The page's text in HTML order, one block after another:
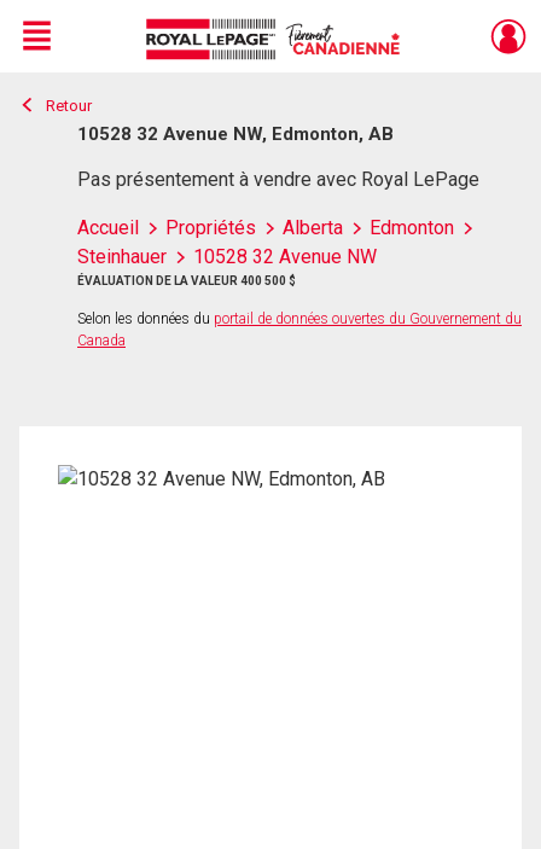
Live
En Direct
Menu
Retour
10528 32 Avenue NW, Edmonton, AB
Pas présentement à vendre avec Royal LePage
Accueil Propriétés Alberta
Edmonton
Steinhauer
10528 32 Avenue NW
ÉVALUATION DE LA VALEUR 400 500 $
Selon les données du portail de données ouvertes du Gouvernement du
Canada